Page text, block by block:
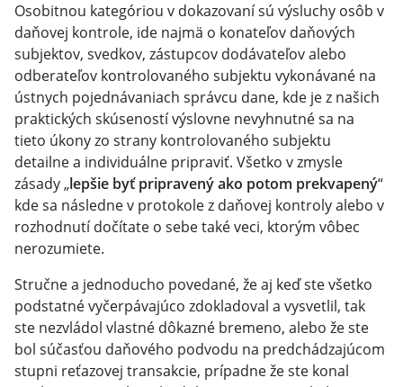
Osobitnou kategóriou v dokazovaní sú výsluchy osôb v
daňovej kontrole, ide najmä o konateľov daňových
subjektov, svedkov, zástupcov dodávateľov alebo
odberateľov kontrolovaného subjektu vykonávané na
ústnych pojednávaniach správcu dane, kde je z našich
praktických skúseností výslovne nevyhnutné sa na
tieto úkony zo strany kontrolovaného subjektu
detailne a individuálne pripraviť. Všetko v zmysle
zásady „lepšie byť pripravený ako potom prekvapený“
kde sa následne v protokole z daňovej kontroly alebo v
rozhodnutí dočítate o sebe také veci, ktorým vôbec
nerozumiete.
Stručne a jednoducho povedané, že aj keď ste všetko
podstatné vyčerpávajúco zdokladoval a vysvetlil, tak
ste nezvládol vlastné dôkazné bremeno, alebo že ste
bol súčasťou daňového podvodu na predchádzajúcom
stupni reťazovej transakcie, prípadne že ste konal